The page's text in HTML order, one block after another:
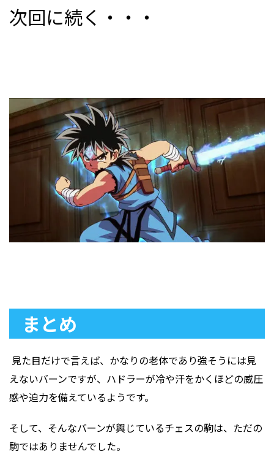
次回に続く・・・
まとめ
見た目だけで言えば、かなりの老体であり強そうには見
えないバーンですが、ハドラーが冷や汗をかくほどの威圧
感や迫力を備えているようです。
そして、そんなバーンが興じているチェスの駒は、ただの
駒ではありませんでした。